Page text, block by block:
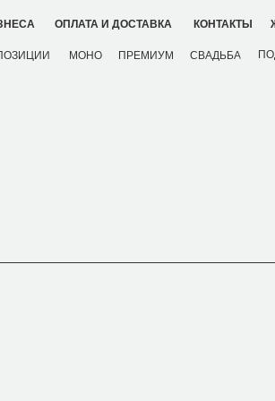
ОПЛАТА И ДОСТАВКА КОНТАКТЫ
ПРЕМИУМ
МОНО СВАДЬБА